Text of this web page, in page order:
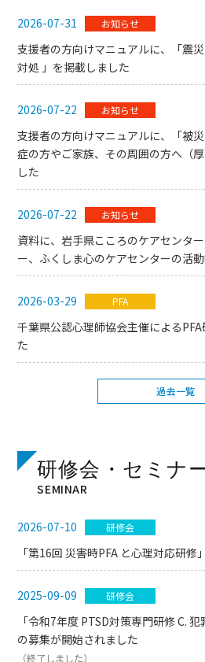
2026-07-31 お知らせ
支援者の方向けマニュアルに、「震
対処 」を掲載しました
2026-07-22 お知らせ
支援者の方向けマニュアルに、「被
症の方やご家族、その周囲の方へ（
した
2026-07-22 お知らせ
資料に、岩手県こころのケアセンタ
ー、ふくしま心のケアセンターの活
2026-03-29 PFA
千葉県公認心理師協会主催による
た
過去一覧
研修会・セミナ
SEMINAR
2026-07-10 研修会
「第16回 災害時PFA と心理対応研
2025-09-09 研修会
「令和7年度 PTSD対策専門研修 C.
の募集が開始されました
（終了しました）